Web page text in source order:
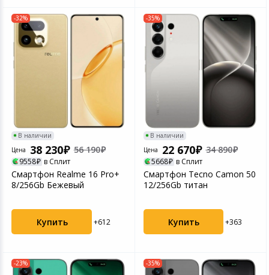
-32%
В наличии
Цена
38 230 56 190
9558 в Сплит
Смартфон Realme 16 Pro+
8/256Gb Бежевый
Купить +612
-35%
В наличии
Цена
22 670 34 890
5668 в Сплит
Смартфон Tecno Camon 50
12/256Gb титан
Купить +363
-23% -35%